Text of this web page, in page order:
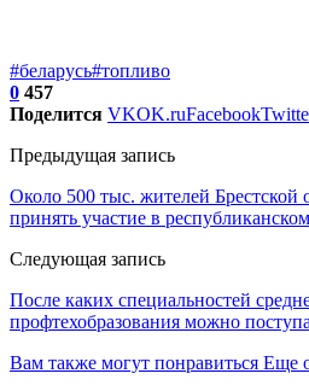
#беларусь#топливо
0 457
Поделится VKOK.ruFacebook
Предыдущая запись
Около 500 тыс. жителей Брестской
принять участие в
Следующая запись
После каких специальностей
профтехобразования можно
Вам также могут понравиться Еще